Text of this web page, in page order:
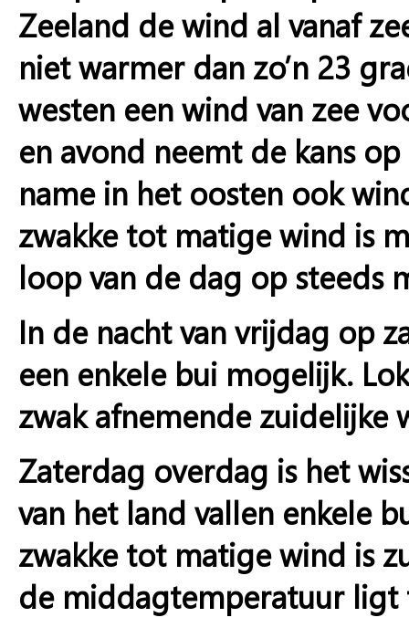
Zeeland de wind al vanaf
niet warmer dan zo’n 23
westen een wind van zee
en avond neemt de kans
name in het oosten ook
zwakke tot matige wind is
loop van de dag op steeds
In de nacht van vrijdag op
een enkele bui mogelijk.
zwak afnemende
Zaterdag overdag is het
van het land vallen enkele
zwakke tot matige wind is
de middagtemperatuur ligt